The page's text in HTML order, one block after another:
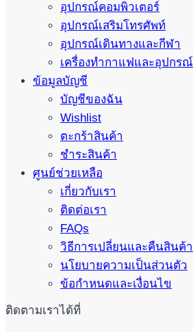
อุปกรณ์คอมพิวเตอร์
อุปกรณ์เสริมโทรศัพท์
อุปกรณ์เดินทางและกีฬา
เครื่องทำกาแฟและอุปกรณ์
ข้อมูลบัญชี
บัญชีของฉัน
Wishlist
ตะกร้าสินค้า
ชำระสินค้า
ศูนย์ช่วยเหลือ
เกี่ยวกับเรา
ติดต่อเรา
FAQs
วิธีการเปลี่ยนและคืนสินค้า
นโยบายความเป็นส่วนตัว
ข้อกำหนดและเงื่อนไข
ติดตามเราได้ที่